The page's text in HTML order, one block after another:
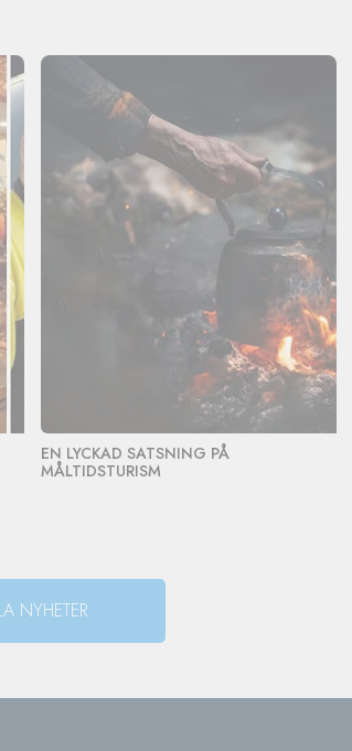
EN LYCKAD SATSNING PÅ
MÅLTIDSTURISM
NYHETER